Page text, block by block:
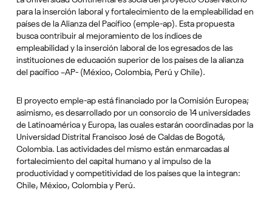
para la inserción laboral y fortalecimiento de la empleabilidad en
países de la Alianza del Pacífico (emple-ap). Esta propuesta
busca contribuir al mejoramiento de los índices de
empleabilidad y la inserción laboral de los egresados de las
instituciones de educación superior de los países de la alianza
del pacífico –AP- (México, Colombia, Perú y Chile).
El proyecto emple-ap está financiado por la Comisión Europea;
asimismo, es desarrollado por un consorcio de 14 universidades
de Latinoamérica y Europa, las cuales estarán coordinadas por la
Universidad Distrital Francisco José de Caldas de Bogotá,
Colombia. Las actividades del mismo están enmarcadas al
fortalecimiento del capital humano y al impulso de la
productividad y competitividad de los países que la integran:
Chile, México, Colombia y Perú.